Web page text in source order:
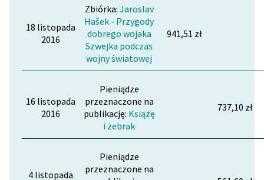
18 listopada
2016
Zbiórka: Jaroslav
Hašek - Przygody
dobrego wojaka
Szwejka podczas
wojny światowej
941,51 zł
16 listopada
2016
Pieniądze
przeznaczone na
publikację: Książę
i żebrak
737,10 zł
4 listopada
Pieniądze
przeznaczone na